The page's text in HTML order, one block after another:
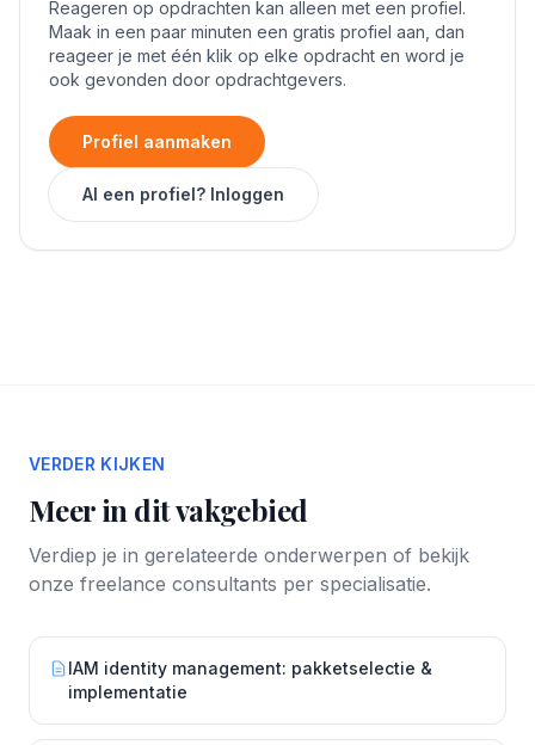
Reageren op opdrachten kan alleen met een profiel.
Maak in een paar minuten een gratis profiel aan, dan
reageer je met één klik op elke opdracht en word je
ook gevonden door opdrachtgevers.
Profiel aanmaken
Al een profiel? Inloggen
VERDER KIJKEN
Meer in dit vakgebied
Verdiep je in gerelateerde onderwerpen of bekijk
onze freelance consultants per specialisatie.
IAM identity management: pakketselectie &
implementatie